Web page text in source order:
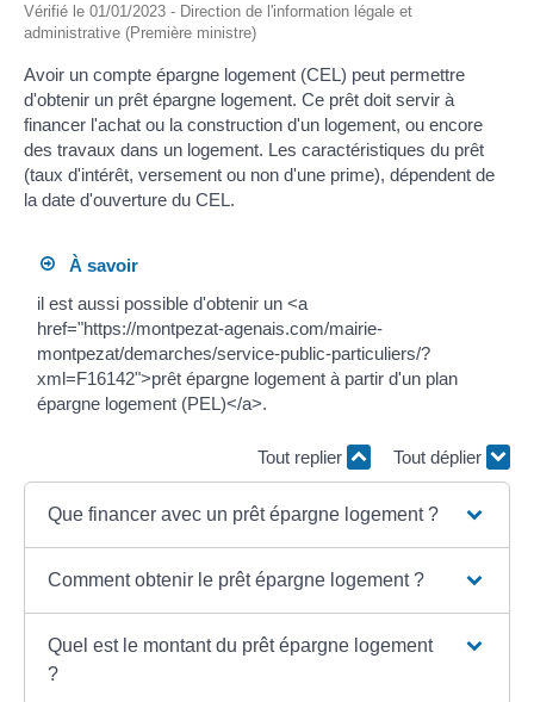
Vérifié le 01/01/2023 - Direction de l'information légale et
administrative (Première ministre)
Avoir un compte épargne logement (CEL) peut permettre
d'obtenir un prêt épargne logement. Ce prêt doit servir à
financer l'achat ou la construction d'un logement, ou encore
des travaux dans un logement. Les caractéristiques du prêt
(taux d'intérêt, versement ou non d'une prime), dépendent de
la date d'ouverture du CEL.
À savoir
il est aussi possible d'obtenir un <a
href="https://montpezat-agenais.com/mairie-
montpezat/demarches/service-public-particuliers/?
xml=F16142">prêt épargne logement à partir d'un plan
épargne logement (PEL)</a>.
Tout replier Tout déplier
Que financer avec un prêt épargne logement ?
Comment obtenir le prêt épargne logement ?
Quel est le montant du prêt épargne logement
?